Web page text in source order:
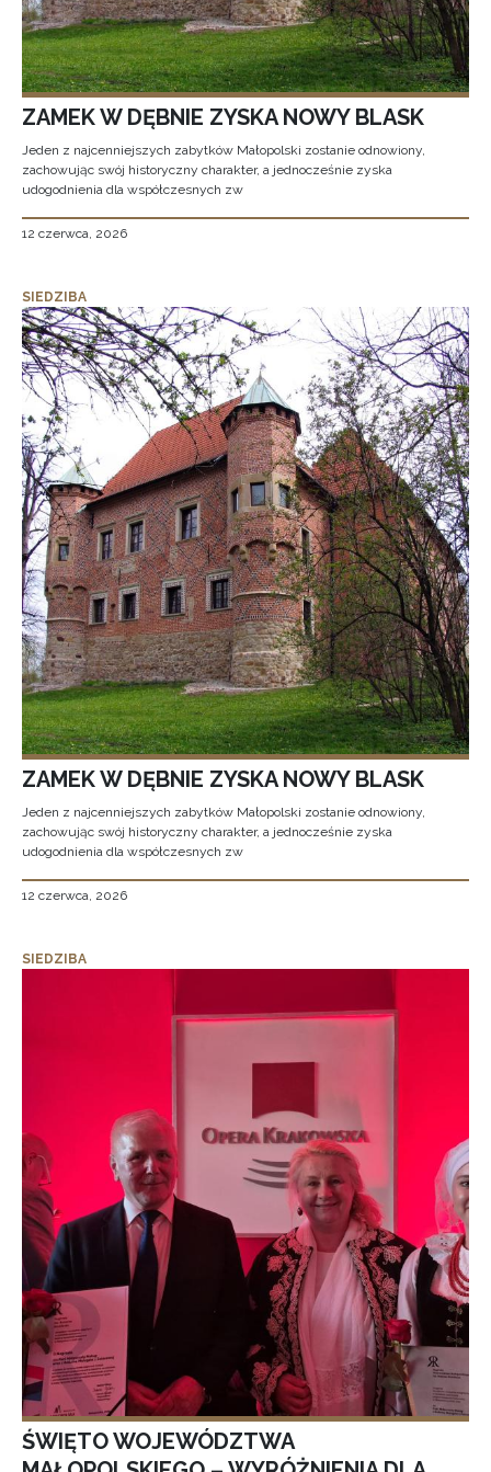
ZAMEK W DĘBNIE ZYSKA NOWY BLASK
Jeden z najcenniejszych zabytków Małopolski zostanie odnowiony,
zachowując swój historyczny charakter, a jednocześnie zyska
udogodnienia dla współczesnych zw
12 czerwca, 2026
SIEDZIBA
ZAMEK W DĘBNIE ZYSKA NOWY BLASK
Jeden z najcenniejszych zabytków Małopolski zostanie odnowiony,
zachowując swój historyczny charakter, a jednocześnie zyska
udogodnienia dla współczesnych zw
12 czerwca, 2026
SIEDZIBA
ŚWIĘTO WOJEWÓDZTWA